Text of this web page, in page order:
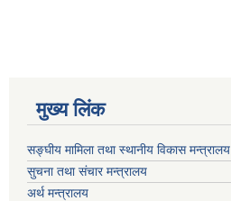
मुख्य लिंक
सङ्घीय मामिला तथा स्थानीय विकास मन्त्रालय
सुचना तथा संचार मन्त्रालय
अर्थ मन्त्रालय